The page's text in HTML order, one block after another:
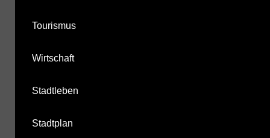
Tourismus
Wirtschaft
Stadtleben
Stadtplan